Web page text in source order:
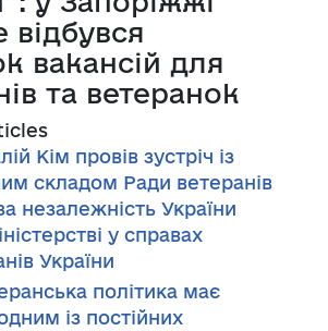
вакансій для
та ветеранок
Кім провів зустріч із
складом Ради ветеранів
незалежність України
у справах
України
політика має
із постійних